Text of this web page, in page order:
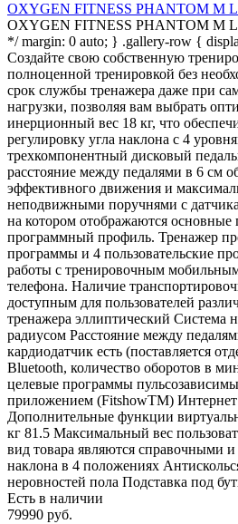
OXYGEN FITNESS PHANTOM M
OXYGEN FITNESS PHANTOM M
*/ margin: 0 auto; } .gallery-row {
Создайте свою собственную
полноценной тренировкой без
срок службы тренажера даже при
нагрузки, позволяя вам выбрать
инерционный вес 18 кг, что
регулировку угла наклона с 4
трехкомпонентный дисковый
расстояние между педалями в 6 см
эффективного движения и
неподвижными поручнями с
на котором отображаются основные
программный профиль. Тренажер
программы и 4 пользовательские
работы с тренировочным
телефона. Наличие
доступным для пользователей
тренажера эллиптический Система
радиусом Расстояние между
кардиодатчик есть (поставляется
Bluetooth, количество оборотов в
целевые программы
приложением (FitshowTM)
Дополнительные функции
кг 81.5 Максимальный вес
вид товара являются справочными
наклона в 4 положениях
неровностей пола Подставка под
Есть в наличии
79990 руб.